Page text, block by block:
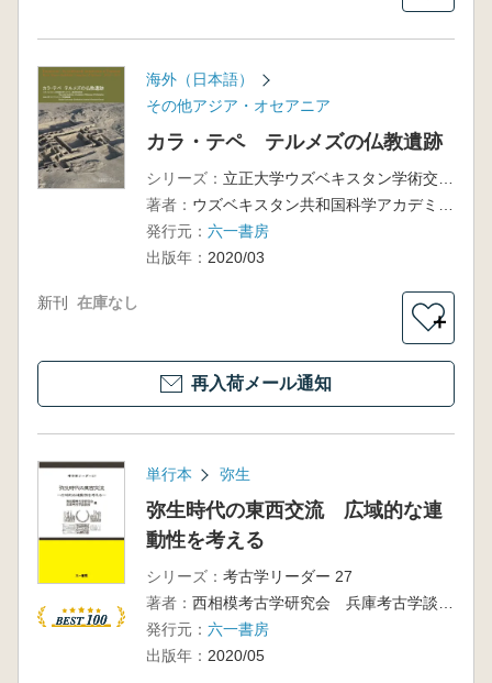
海外（日本語）
その他アジア・オセアニア
カラ・テペ テルメズの仏教遺跡
シリーズ：
立正大学ウズベキスタン学術交流プロジェクトシリーズ 2
著者：
ウズベキスタン共和国科学アカデミー芸術学研究所 立正大学ウズベキスタン学術調査隊 編
発行元： 六一書房
出版年： 2020/03
新刊 在庫なし
＋
再入荷メール通知
単行本 弥生
弥生時代の東西交流 広域的な連
動性を考える
シリーズ： 考古学リーダー 27
著者：
西相模考古学研究会 兵庫考古学談話会 編
発行元： 六一書房
出版年： 2020/05